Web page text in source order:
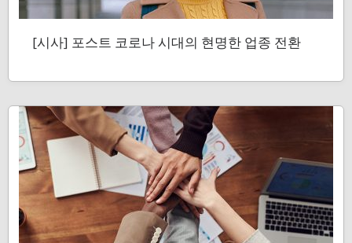
[시사] 포스트 코로나 시대의 현명한 업종 전환